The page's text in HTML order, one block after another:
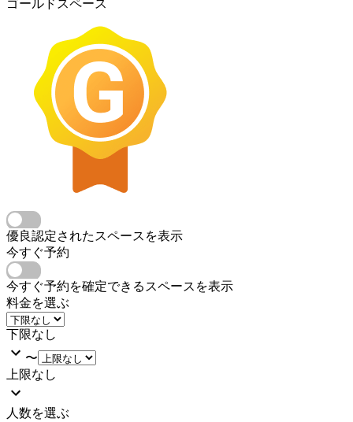
ゴールドスペース
優良認定されたスペースを表示
今すぐ予約
今すぐ予約を確定できるスペースを表示
料金を選ぶ
下限なし
〜
上限なし
人数を選ぶ